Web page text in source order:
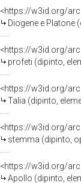
<https://w3id.org/
Diogene e Platone
<https://w3id.org/
profeti (dipinto,
<https://w3id.org/
Talia (dipinto,
<https://w3id.org/
stemma (dipinto,
<https://w3id.org/
Apollo (dipinto,